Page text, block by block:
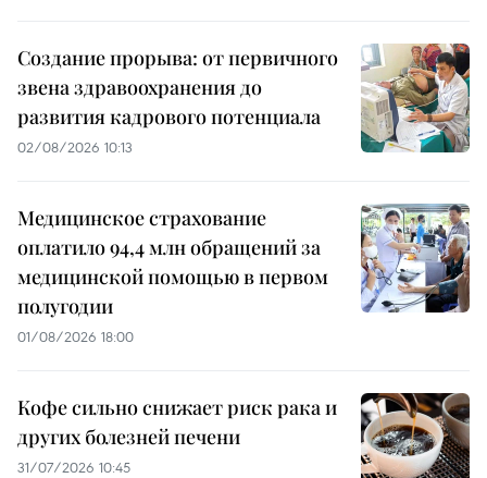
Создание прорыва: от первичного
звена здравоохранения до
развития кадрового потенциала
02/08/2026 10:13
Медицинское страхование
оплатило 94,4 млн обращений за
медицинской помощью в первом
полугодии
01/08/2026 18:00
Кофе сильно снижает риск рака и
других болезней печени
31/07/2026 10:45